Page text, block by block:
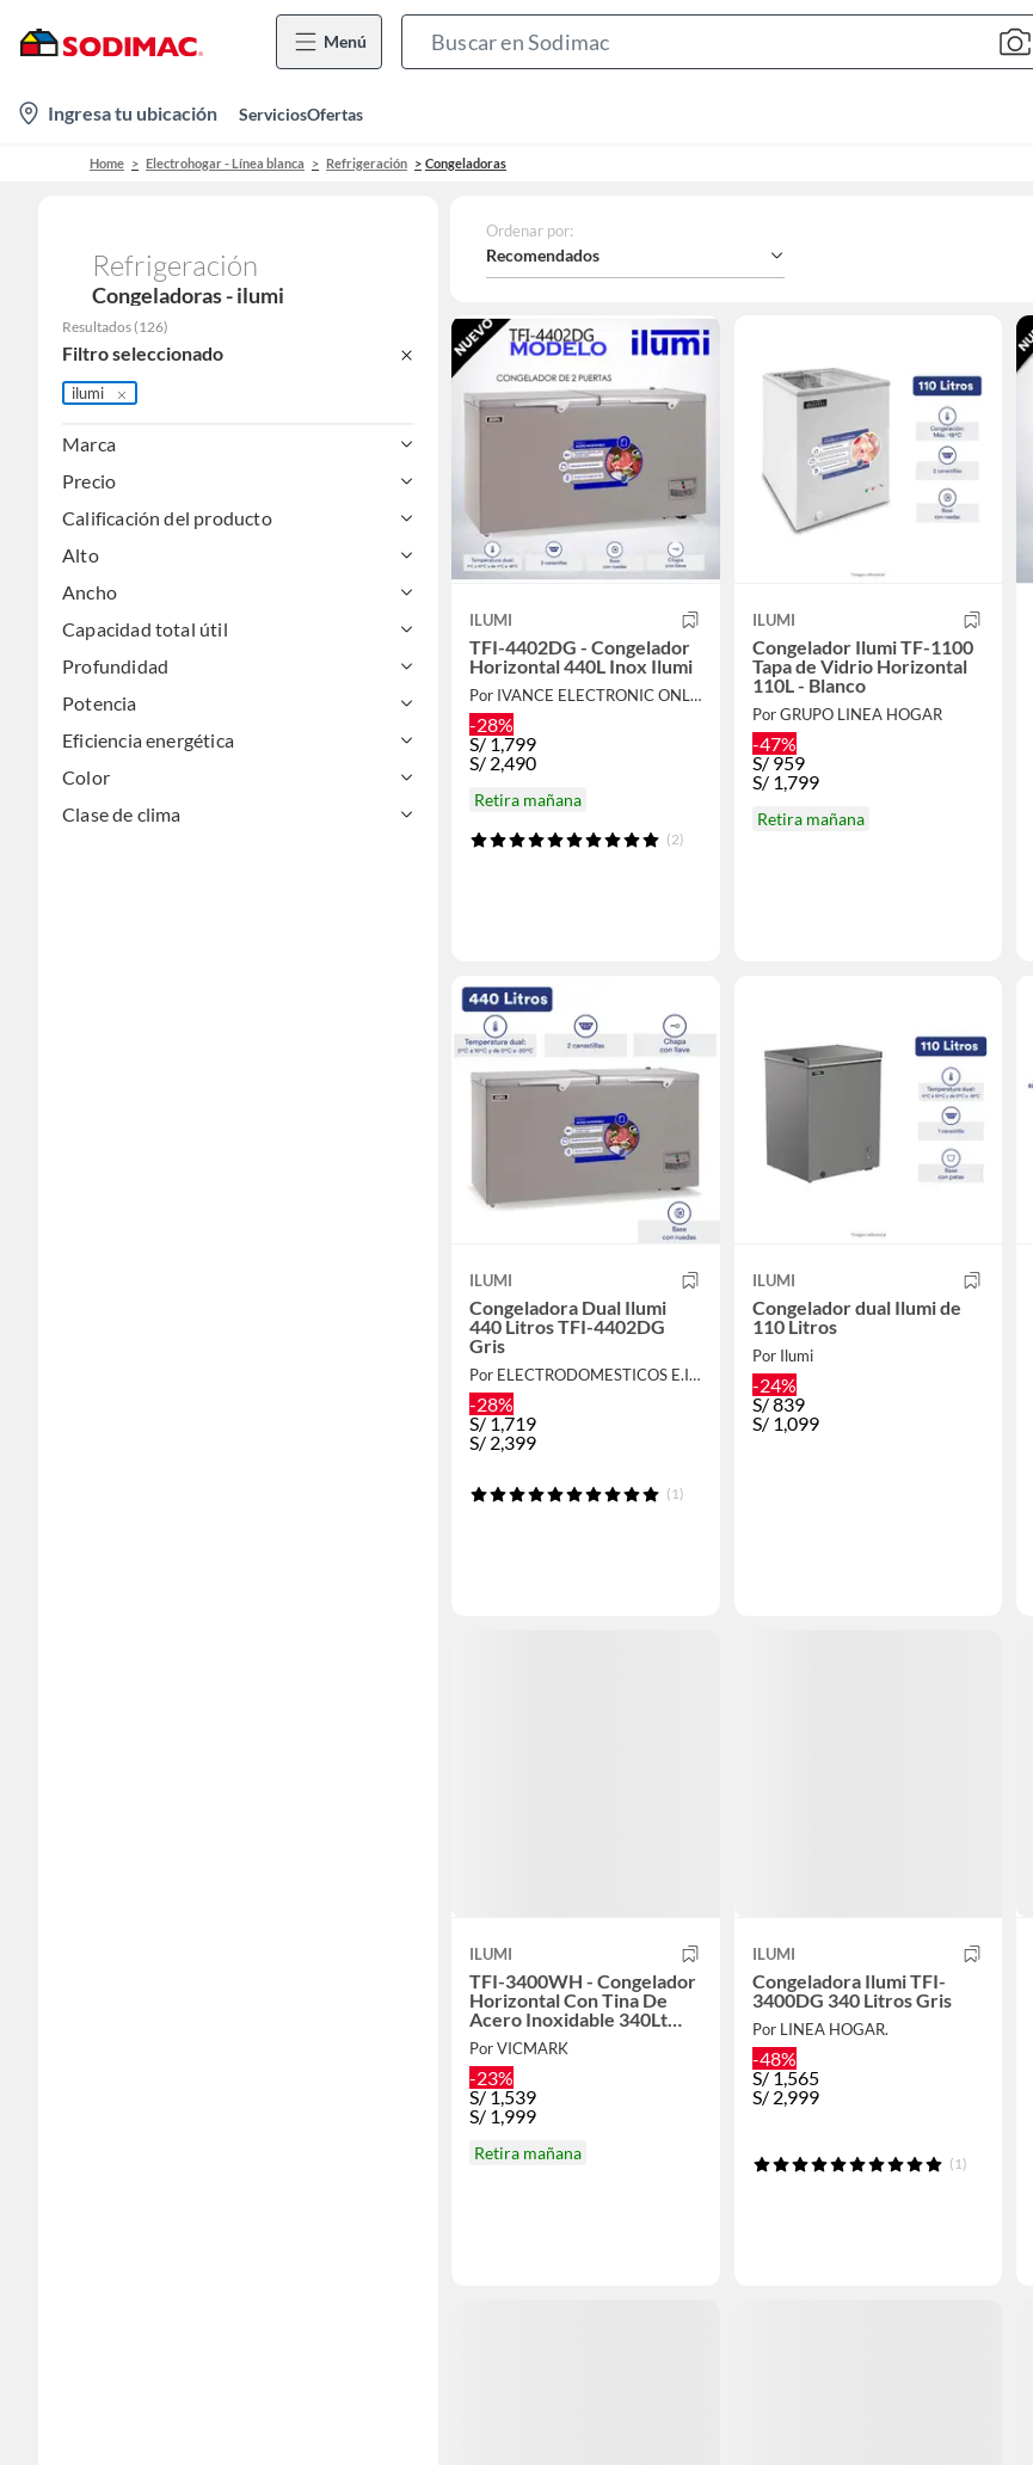
Menú
Bar
location-
icon
Ingresa tu ubicación ServiciosOfertas
Home Electrohogar - Línea blanca Refrigeración Congeladoras
Refrigeración
Congeladoras - ilumi
Resultados (126)
Filtro seleccionado
ilumi
Marca
Precio
Calificación del producto
Alto
Ancho
Capacidad total útil
Profundidad
Potencia
Eficiencia energética
Color
Clase de clima
Ordenar por:
Recomendados
ILUMI
TFI-4402DG - Congelador
Horizontal 440L Inox Ilumi
Por IVANCE ELECTRONIC ONLINE
-28%
S/ 1,799
S/ 2,490
Retira mañana
(2)
ILUMI
Congelador Ilumi TF-1100
Tapa de Vidrio Horizontal
110L - Blanco
Por GRUPO LINEA HOGAR
-47%
S/ 959
S/ 1,799
Retira mañana
ILUMI
Congeladora Dual Ilumi
440 Litros TFI-4402DG
Gris
Por ELECTRODOMESTICOS E.I.R.L
-28%
S/ 1,719
S/ 2,399
(1)
ILUMI
Congelador dual Ilumi de
110 Litros
Por Ilumi
-24%
S/839
S/ 1,099
ILUMI
TFI-3400WH - Congelador
Horizontal Con Tina De
Acero Inoxidable 340Lt
Blanco Ilumi
Por VICMARK
-23%
S/ 1,539
S/ 1,999
Retira mañana
ILUMI
Congeladora Ilumi TFI-
3400DG 340 Litros Gris
Por LINEA HOGAR.
-48%
S/ 1,565
S/ 2,999
(1)